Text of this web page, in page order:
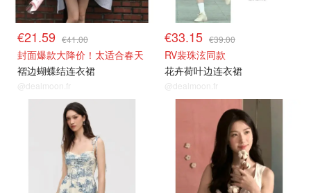
€21.59 €41.00
封面爆款大降价！太适合春天
褶边蝴蝶结连衣裙
@dealmoon.fr
€33.15 €39.00
RV裴珠泫同款
花卉荷叶边连衣裙
@dealmoon.fr